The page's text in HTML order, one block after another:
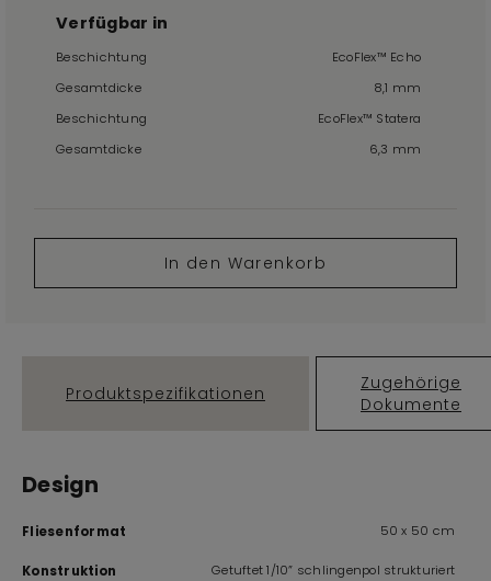
Verfügbar in
Beschichtung
EcoFlex™ Echo
Gesamtdicke
8,1 mm
Beschichtung
EcoFlex™ Statera
Gesamtdicke
6,3 mm
In den Warenkorb
Produktspezifikationen
Zugehörige
Dokumente
Design
Fliesenformat 50 x 50 cm
Konstruktion Getuftet 1/10” schlingenpol strukturiert